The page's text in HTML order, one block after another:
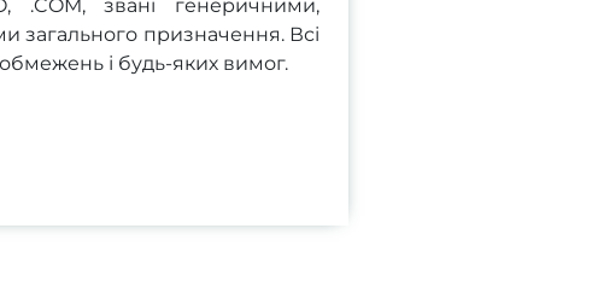
.COM, звані генеричними,
загального призначення. Всі
і будь-яких вимог.